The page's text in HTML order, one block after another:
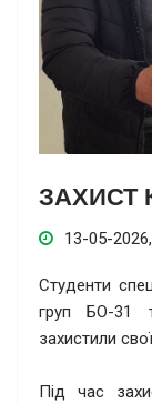
ЗАХИСТ
13-05-
Студенти
груп БО-31
захистили
Під час